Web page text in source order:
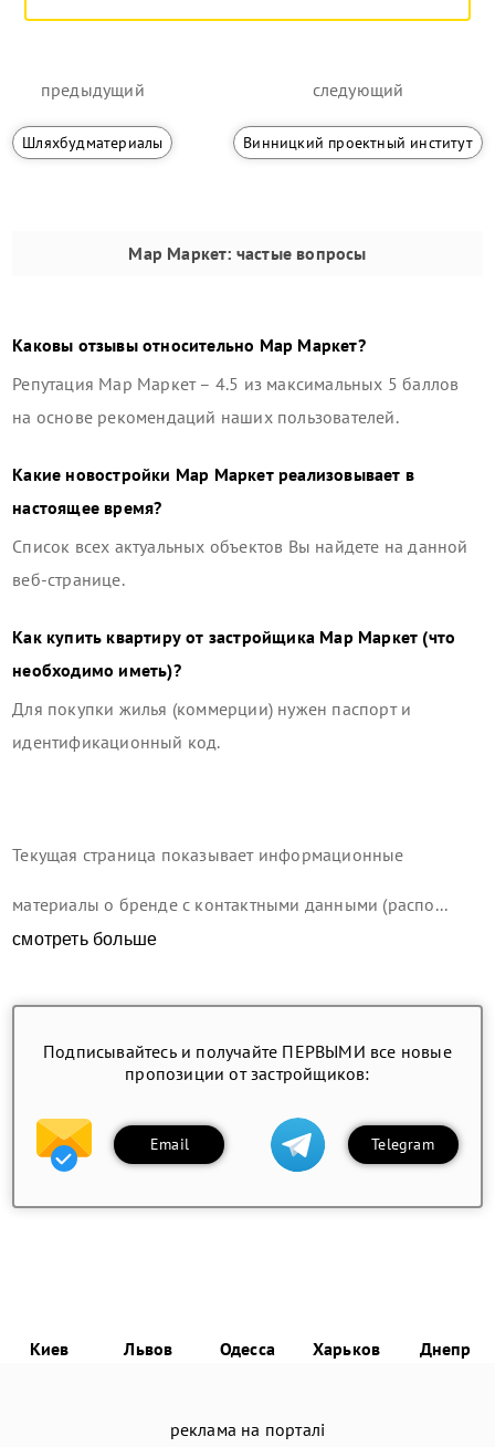
предыдущий
Шляхбудматериалы
следующий
Винницкий проектный институт
Мар Маркет: частые вопросы
Каковы отзывы относительно Мар Маркет?
Репутация Мар Маркет– 4.5 из максимальных 5 баллов
на основе рекомендаций наших пользователей.
Какие новостройки Мар Маркетреализовывает в
настоящее время?
Список всех актуальных объектов Вы найдете на данной
веб-странице.
Как купить квартиру от застройщика Мар Маркет (что
необходимо иметь)?
Для покупки жилья (коммерции) нужен паспорт и
идентификационный код.
Текущая страница показывает информационные
материалы о бренде с контактными данными (распо...
смотреть больше
Подписывайтесь и получайте ПЕРВЫМИ все новые
пропозиции от застройщиков:
Email Telegram
Киев Львов Одесса Харьков Днепр
реклама на порталі